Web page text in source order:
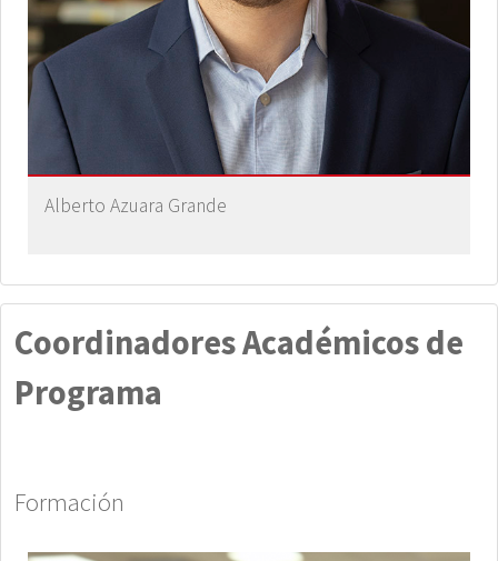
Alberto Azuara Grande
Coordinadores Académicos de
Programa
Formación